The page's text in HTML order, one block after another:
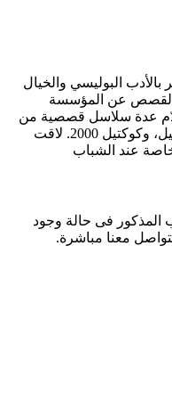
البوليسي والخيال
القصص عن المؤسسة
عدة سلاسل قصصية من
أشهرها ملف المستقبل، ورجل المستحيل، وكوكتيل 2000. لاقت
عند الشباب
المذكور فى حالة وجود
معنا مباشرة.